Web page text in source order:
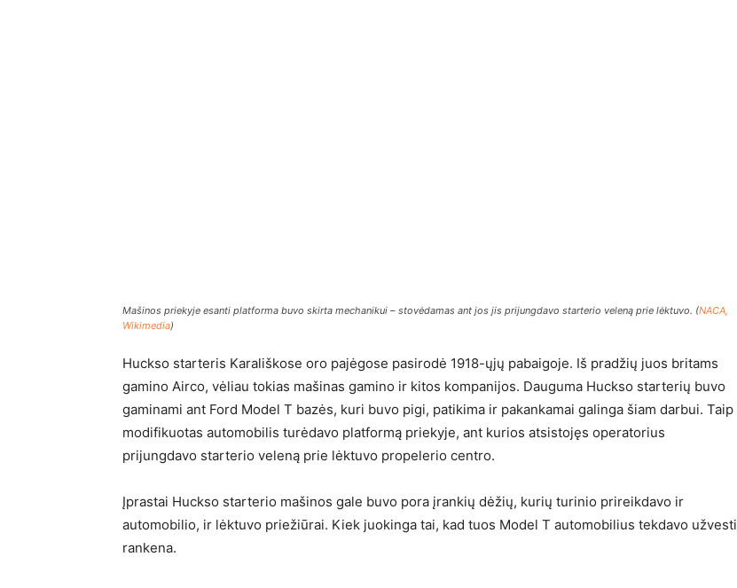
Mašinos priekyje esanti platforma buvo skirta mechanikui – stovėdamas ant jos jis prijungdavo starterio veleną prie lėktuvo. (NACA,
Wikimedia)
Huckso starteris Karališkose oro pajėgose pasirodė 1918-ųjų pabaigoje. Iš pradžių juos britams
gamino Airco, vėliau tokias mašinas gamino ir kitos kompanijos. Dauguma Huckso starterių buvo
gaminami ant Ford Model T bazės, kuri buvo pigi, patikima ir pakankamai galinga šiam darbui. Taip
modifikuotas automobilis turėdavo platformą priekyje, ant kurios atsistojęs operatorius
prijungdavo starterio veleną prie lėktuvo propelerio centro.
Įprastai Huckso starterio mašinos gale buvo pora įrankių dėžių, kurių turinio prireikdavo ir
automobilio, ir lėktuvo priežiūrai. Kiek juokinga tai, kad tuos Model T automobilius tekdavo užvesti
rankena.